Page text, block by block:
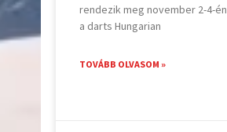
rendezik meg november 2-4-én
a darts Hungarian
TOVÁBB OLVASOM »